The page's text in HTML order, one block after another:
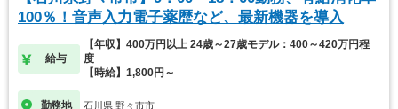
100％！音声入力電子薬歴など、最新機器を導入
給与
【年収】400万円以上 24歳～27歳モデル：400～420万円程
度
【時給】1,800円～
勤務地 石川県 野々市市